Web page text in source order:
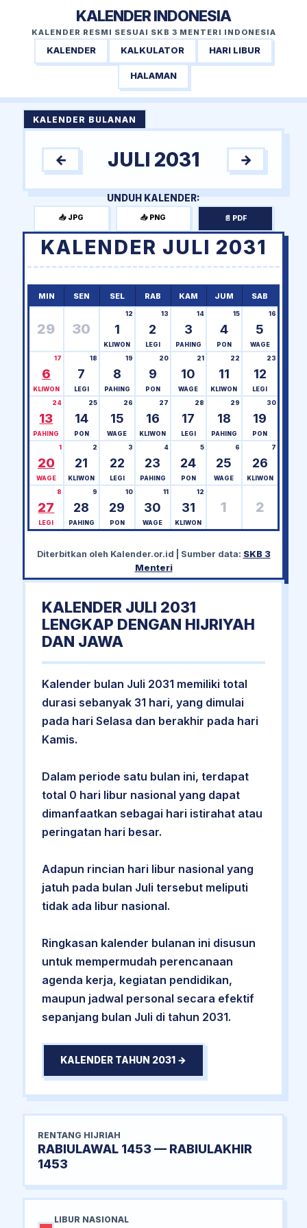
KALENDER INDONESIA
KALENDER RESMI SESUAI SKB 3 MENTERI INDONESIA
KALENDER KALKULATOR HARI LIBUR
HALAMAN
KALENDER BULANAN
← JULI 2031 →
UNDUH KALENDER:
📥 JPG 📥 PNG 📄 PDF
KALENDER JULI 2031
MIN SEN SEL RAB KAM JUM SAB
29 30 1
12
KLIWON
2
13
LEGI
3
14
PAHING
4
15
PON
5
16
WAGE
6
17
KLIWON
7
18
LEGI
8
19
PAHING
9
20
PON
10
21
WAGE
11
22
KLIWON
12
23
LEGI
13
24
PAHING
14
25
PON
15
26
WAGE
16
27
KLIWON
17
28
LEGI
18
29
PAHING
19
30
PON
20
1
WAGE
21
2
KLIWON
22
3
LEGI
23
4
PAHING
24
5
PON
25
6
WAGE
26
7
KLIWON
27
8
LEGI
28
9
PAHING
29
10
PON
30
11
WAGE
31
12
KLIWON
1 2
Diterbitkan oleh Kalender.or.id | Sumber data: SKB 3
Menteri
KALENDER JULI 2031
LENGKAP DENGAN HIJRIYAH
DAN JAWA
Kalender bulan Juli 2031 memiliki total
durasi sebanyak 31 hari, yang dimulai
pada hari Selasa dan berakhir pada hari
Kamis.
Dalam periode satu bulan ini, terdapat
total 0 hari libur nasional yang dapat
dimanfaatkan sebagai hari istirahat atau
peringatan hari besar.
Adapun rincian hari libur nasional yang
jatuh pada bulan Juli tersebut meliputi
tidak ada libur nasional.
Ringkasan kalender bulanan ini disusun
untuk mempermudah perencanaan
agenda kerja, kegiatan pendidikan,
maupun jadwal personal secara efektif
sepanjang bulan Juli di tahun 2031.
KALENDER TAHUN 2031 →
RENTANG HIJRIAH
RABIULAWAL 1453 — RABIULAKHIR
1453
LIBUR NASIONAL